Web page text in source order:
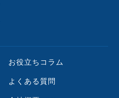
お役立ちコラム
よくある質問